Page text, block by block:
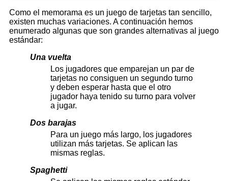
Como el memorama es un juego de tarjetas tan sencillo,
existen muchas variaciones. A continuación hemos
enumerado algunas que son grandes alternativas al juego
estándar:
Una vuelta
Los jugadores que emparejan un par de
tarjetas no consiguen un segundo turno
y deben esperar hasta que el otro
jugador haya tenido su turno para volver
a jugar.
Dos barajas
Para un juego más largo, los jugadores
utilizan más tarjetas. Se aplican las
mismas reglas.
Spaghetti